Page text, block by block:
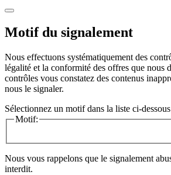
Motif du signalement
Nous effectuons systématiquement des
légalité et la conformité des offres que nous
contrôles vous constatez des contenus
nous le signaler.
Sélectionnez un motif dans la liste ci-
Motif:
Nous vous rappelons que le signalement
interdit.